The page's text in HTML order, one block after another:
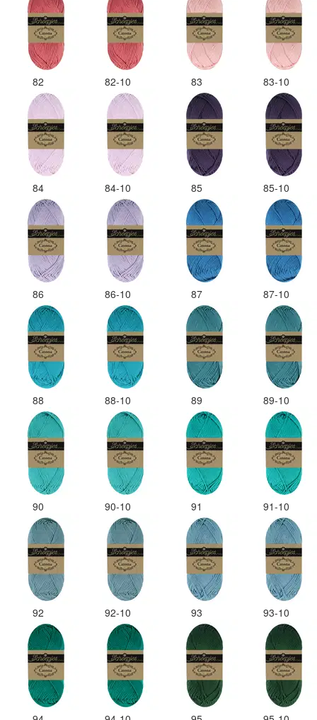
82 82-10 83 83-10
84 84-10 85 85-10
86 86-10 87 87-10
88 88-10 89 89-10
90 90-10 91 91-10
92 92-10 93 93-10